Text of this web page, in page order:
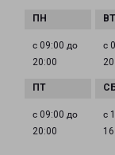
с 09:00 до
20:00
с
с 09:00 до
20:00
с